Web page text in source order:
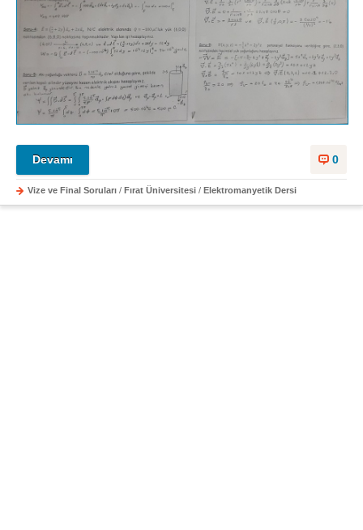
0
Devamı
Vize ve Final Soruları / Fırat Üniversitesi / Elektromanyetik Dersi